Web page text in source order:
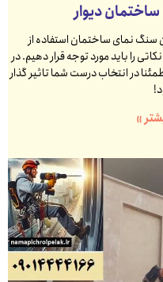
دیوار
سنگ نمای ساختمان استفاده از
را باید مورد توجه قرار دهیم. در
در انتخاب درست شما تاثیر گذار
»